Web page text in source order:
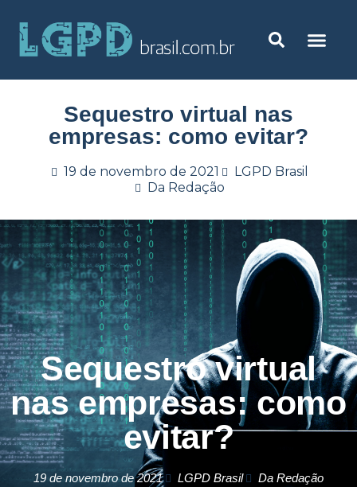
Sequestro virtual nas
empresas: como evitar?
19 de novembro de 2021
LGPD Brasil
Da Redação
Sequestro virtual
nas empresas: como
evitar?
19 de novembro de 2021 LGPD Brasil Da Redação